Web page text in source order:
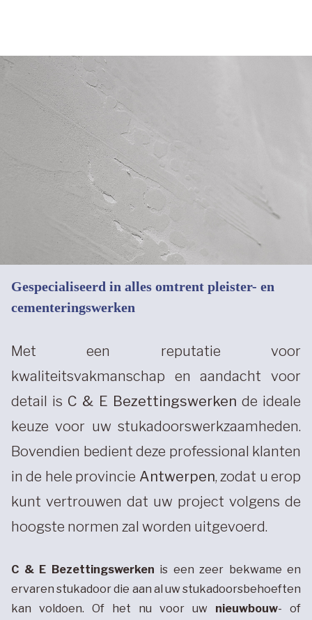
Gespecialiseerd in alles omtrent pleister- en
cementeringswerken
Met een reputatie voor
kwaliteitsvakmanschap en aandacht voor
detail is C & E Bezettingswerken de ideale
keuze voor uw stukadoorswerkzaamheden.
Bovendien bedient deze professional klanten
in de hele provincie Antwerpen, zodat u erop
kunt vertrouwen dat uw project volgens de
hoogste normen zal worden uitgevoerd.
C & E Bezettingswerken is een zeer bekwame en
ervaren stukadoor die aan al uw stukadoorsbehoeften
kan voldoen. Of het nu voor uw nieuwbouw- of